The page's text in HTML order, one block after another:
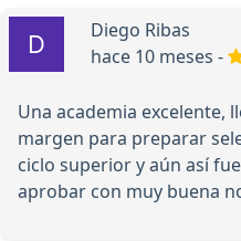
Diego Ribas
hace 10 meses -
Una academia excelente,
margen para preparar
ciclo superior y aún así
aprobar con muy buena